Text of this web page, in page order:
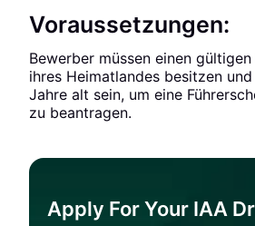
Voraussetzungen:
Bewerber müssen einen gültigen
ihres Heimatlandes besitzen
Jahre alt sein, um eine
zu beantragen.
Apply For Your IAA